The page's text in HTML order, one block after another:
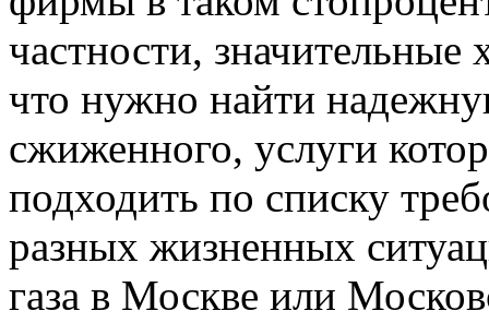
частности,
что нужно найти
сжиженного, услуги
подходить по списку
разных жизненных
газа в Москве или